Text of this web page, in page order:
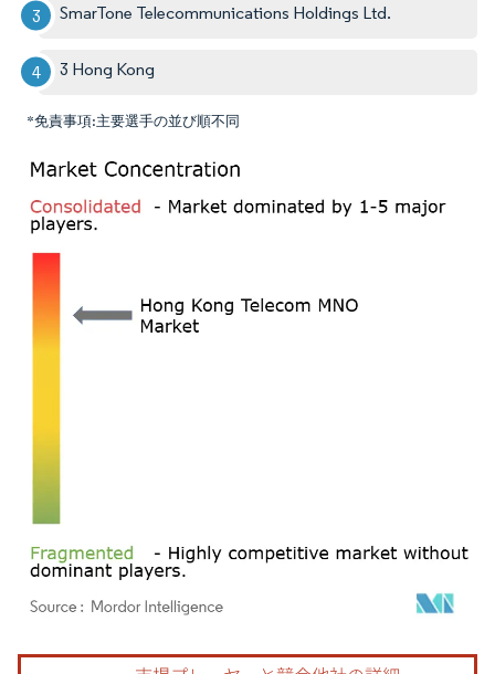
SmarTone Telecommunications Holdings Ltd.
3 Hong Kong
*免責事項:主要選手の並び順不同
画像 © Mordor Intelligence。再利用にはCC BY 4.0の表示が必要です。